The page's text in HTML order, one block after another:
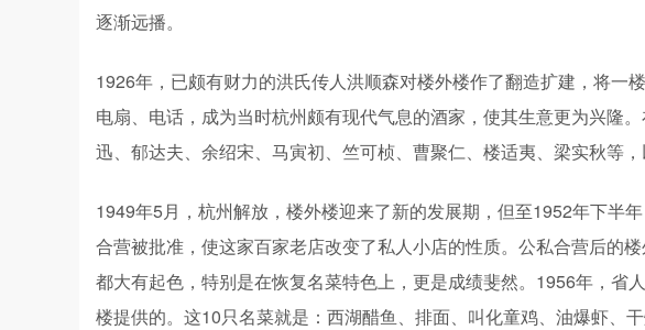
逐渐远播。
1926年，已颇有财力的洪氏传人洪顺森对楼外楼作了翻造扩建，将一
电扇、电话，成为当时杭州颇有现代气息的酒家，使其生意更为兴隆
迅、郁达夫、余绍宋、马寅初、竺可桢、曹聚仁、楼适夷、梁实秋等
1949年5月，杭州解放，楼外楼迎来了新的发展期，但至1952年下半
合营被批准，使这家百家老店改变了私人小店的性质。公私合营后的
都大有起色，特别是在恢复名菜特色上，更是成绩斐然。1956年，省
楼提供的。这10只名菜就是：西湖醋鱼、排面、叫化童鸡、油爆虾、